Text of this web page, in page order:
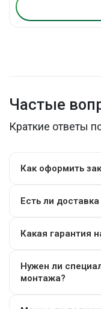
Частые
Краткие ответы
Как оформить
Есть ли
Какая гарантия
Нужен ли
монтажа?